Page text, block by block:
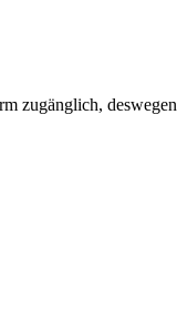
zugänglich, deswegen